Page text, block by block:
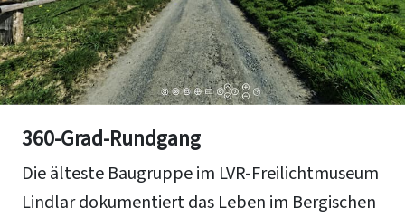
360-Grad-Rundgang
Die älteste Baugruppe im LVR-Freilichtmuseum
Lindlar dokumentiert das Leben im Bergischen